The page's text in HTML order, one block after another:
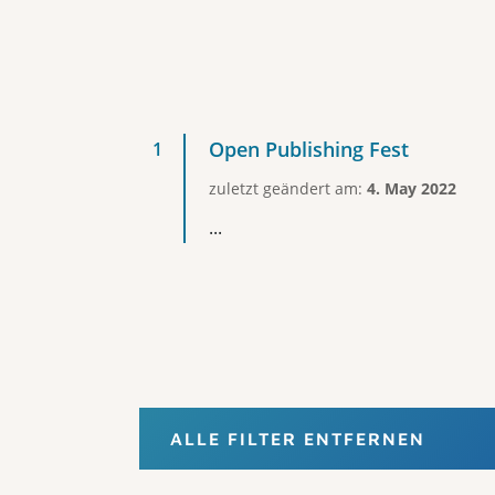
Open Publishing Fest
zuletzt geändert am: 4. May 2022
...
ALLE FILTER ENTFERNEN